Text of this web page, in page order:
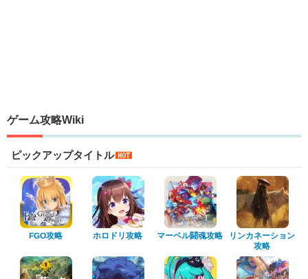
ゲーム攻略Wiki
ピックアップタイトル
FGO攻略 ホロドリ攻略 マーベル闘魂攻略 リンカネーション
攻略